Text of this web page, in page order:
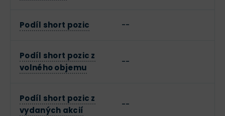
Podíl short pozic --
Podíl short pozic z
volného objemu
--
Podíl short pozic z
vydaných akcií
--